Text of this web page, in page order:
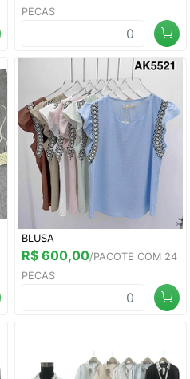
PECAS
BLUSA
R$ 600,00/PACOTE COM 24
PECAS